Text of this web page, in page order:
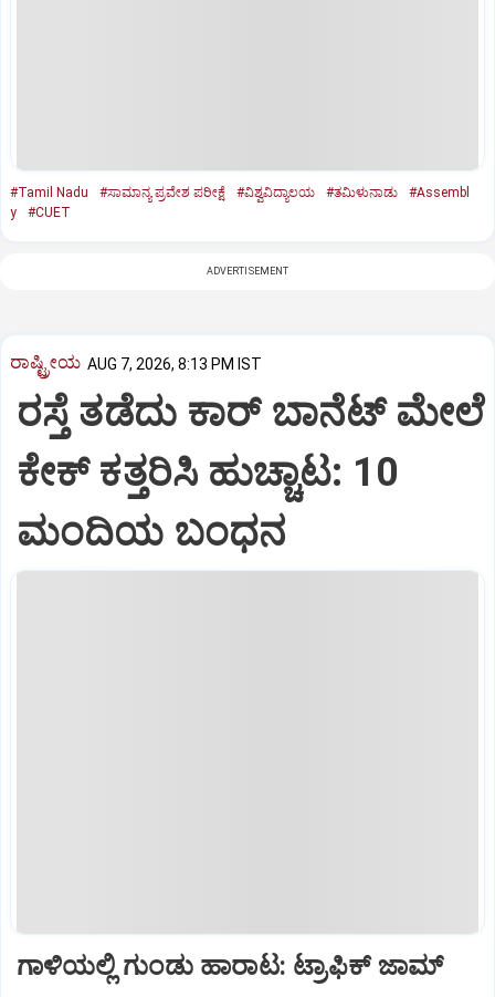
#Tamil Nadu #ಸಾಮಾನ್ಯ ಪ್ರವೇಶ ಪರೀಕ್ಷೆ #ವಿಶ್ವವಿದ್ಯಾಲಯ #ತಮಿಳುನಾಡು
#Assembl
y
#CUET
ADVERTISEMENT
ರಾಷ್ಟ್ರೀಯ AUG 7, 2026, 8:13 PM IST
ರಸ್ತೆ ತಡೆದು ಕಾರ್ ಬಾನೆಟ್ ಮೇಲೆ
ಕೇಕ್ ಕತ್ತರಿಸಿ ಹುಚ್ಚಾಟ: 10
ಮಂದಿಯ ಬಂಧನ
ಗಾಳಿಯಲ್ಲಿ ಗುಂಡು ಹಾರಾಟ: ಟ್ರಾಫಿಕ್‌ ಜಾಮ್